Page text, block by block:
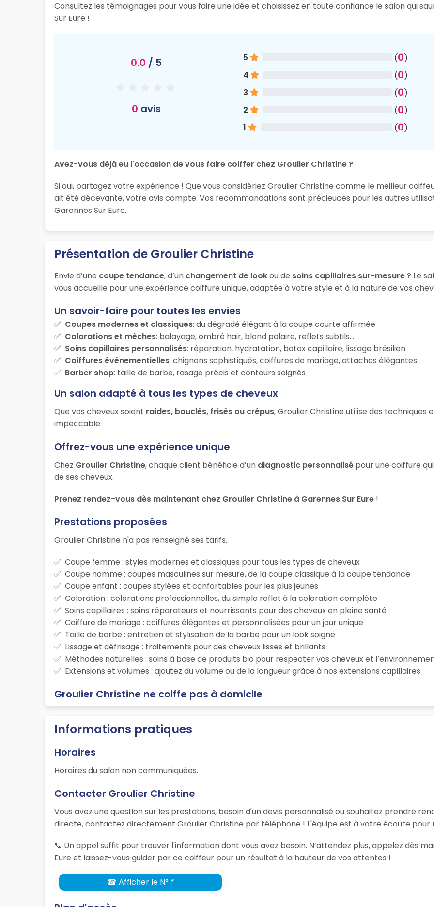
Consultez les témoignages pour vous faire une idée et choisissez en toute confiance le salon qui
Sur Eure !
0.0 / 5
0 avis
5 (0)
4
(0)
3
(0)
2
(0)
1
(0)
Avez-vous déjà eu l'occasion de vous faire coiffer chez Groulier Christine ?
Si oui, partagez votre expérience ! Que vous considériez Groulier Christine comme le meilleur
ait été décevante, votre avis compte. Vos recommandations sont précieuces pour les autres
Garennes Sur Eure.
Présentation de Groulier Christine
Envie d’une coupe tendance, d’un changement de lookou de soins capillaires sur-mesure? Le
vous accueille pour une expérience coiffure unique, adaptée à votre style et à la nature de vos
Un savoir-faire pour toutes les envies
Coupes modernes et classiques: du dégradé élégant à la coupe courte affirmée
Colorations et mèches: balayage, ombré hair, blond polaire, reflets subtils…
Soins capillaires personnalisés: réparation, hydratation, botox capillaire, lissage brésilien
Coiffures événementielles: chignons sophistiqués, coiffures de mariage, attaches élégantes
Barber shop: taille de barbe, rasage précis et contours soignés
Un salon adapté à tous les types de cheveux
Que vos cheveux soient raides, bouclés, frisés ou crépus, Groulier Christine utilise des
impeccable.
Offrez-vous une expérience unique
Chez Groulier Christine, chaque client bénéficie d’un diagnostic personnalisé pour une coiffure
de ses cheveux.
Prenez rendez-vous dès maintenant chez Groulier Christine à Garennes Sur Eure !
Prestations proposées
Groulier Christine n'a pas renseigné ses tarifs.
Coupe femme : styles modernes et classiques pour tous les types de cheveux
Coupe homme : coupes masculines sur mesure, de la coupe classique à la coupe tendance
Coupe enfant : coupes stylées et confortables pour les plus jeunes
Coloration : colorations professionnelles, du simple reflet à la coloration complète
Soins capillaires : soins réparateurs et nourrissants pour des cheveux en pleine santé
Coiffure de mariage : coiffures élégantes et personnalisées pour un jour unique
Taille de barbe : entretien et stylisation de la barbe pour un look soigné
Lissage et défrisage : traitements pour des cheveux lisses et brillants
Méthodes naturelles : soins à base de produits bio pour respecter vos cheveux et
Extensions et volumes : ajoutez du volume ou de la longueur grâce à nos extensions capillaires
Groulier Christine ne coiffe pas à domicile
Informations pratiques
Horaires
Horaires du salon non communiquées.
Contacter Groulier Christine
Vous avez une question sur les prestations, besoin d'un devis personnalisé ou souhaitez prendre
directe, contactez directement Groulier Christine par téléphone ! L'équipe est à votre écoute pour
📞 Un appel suffit pour trouver l'information dont vous avez besoin. N’attendez plus, appelez dès
Eure et laissez-vous guider par ce coiffeur pour un résultat à la hauteur de vos attentes !
☎ Afficher le N° *